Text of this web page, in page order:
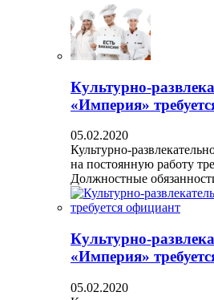
Культурно-
«Империя»
05.02.2020
Культурно-
на постоянную работу
Должностные
Культурно-
«Империя»
05.02.2020